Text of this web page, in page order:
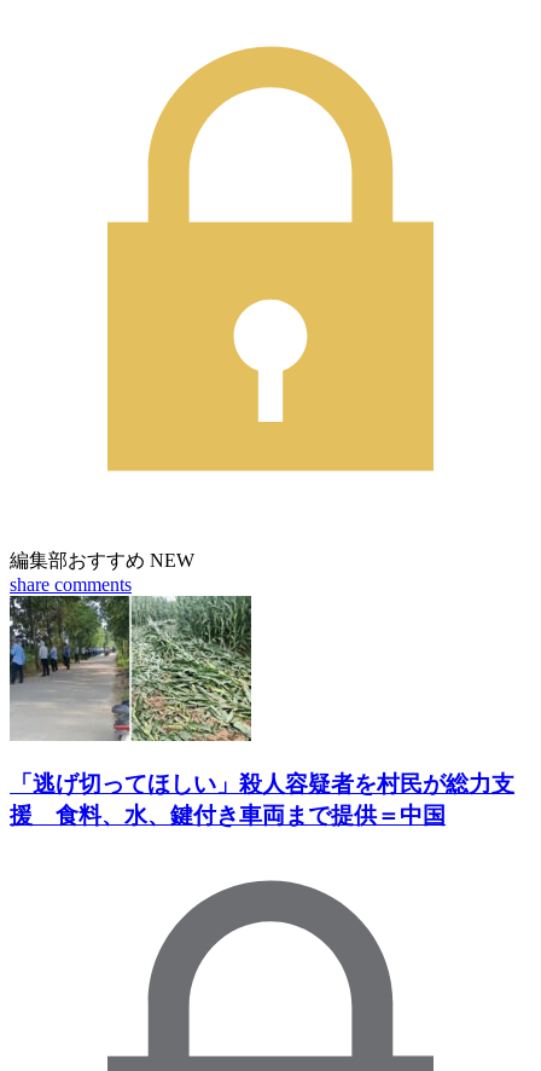
編集部おすすめ NEW
share comments
「逃げ切ってほしい」殺人容疑者を村民が総力支
援 食料、水、鍵付き車両まで提供＝中国